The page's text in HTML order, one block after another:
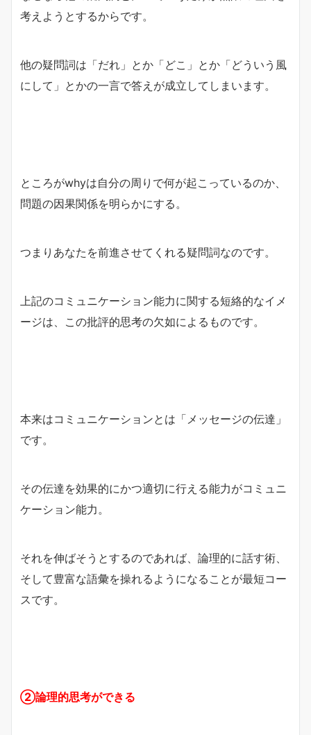
考えようとするからです。
他の疑問詞は「だれ」とか「どこ」とか「どういう風
にして」とかの一言で答えが成立してしまいます。
ところがwhyは自分の周りで何が起こっているのか、
問題の因果関係を明らかにする。
つまりあなたを前進させてくれる疑問詞なのです。
上記のコミュニケーション能力に関する短絡的なイメ
ージは、この批評的思考の欠如によるものです。
本来はコミュニケーションとは「メッセージの伝達」
です。
その伝達を効果的にかつ適切に行える能力がコミュニ
ケーション能力。
それを伸ばそうとするのであれば、論理的に話す術、
そして豊富な語彙を操れるようになることが最短コー
スです。
②論理的思考ができる